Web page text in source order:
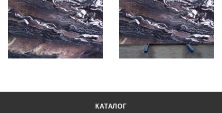
КАТАЛОГ